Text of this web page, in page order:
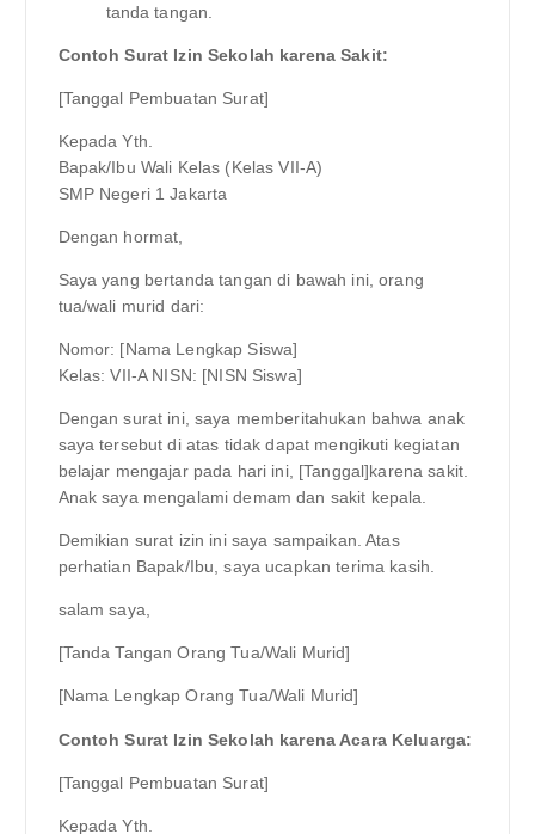
tanda tangan.
Contoh Surat Izin Sekolah karena Sakit:
[Tanggal Pembuatan Surat]
Kepada Yth.
Bapak/Ibu Wali Kelas (Kelas VII-A)
SMP Negeri 1 Jakarta
Dengan hormat,
Saya yang bertanda tangan di bawah ini, orang
tua/wali murid dari:
Nomor: [Nama Lengkap Siswa]
Kelas: VII-A NISN: [NISN Siswa]
Dengan surat ini, saya memberitahukan bahwa anak
saya tersebut di atas tidak dapat mengikuti kegiatan
belajar mengajar pada hari ini, [Tanggal]karena sakit.
Anak saya mengalami demam dan sakit kepala.
Demikian surat izin ini saya sampaikan. Atas
perhatian Bapak/Ibu, saya ucapkan terima kasih.
salam saya,
[Tanda Tangan Orang Tua/Wali Murid]
[Nama Lengkap Orang Tua/Wali Murid]
Contoh Surat Izin Sekolah karena Acara Keluarga:
[Tanggal Pembuatan Surat]
Kepada Yth.